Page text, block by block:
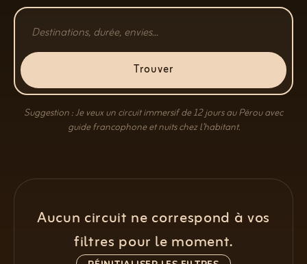
Trouver
Suggestion : Je veux un circuit immersif de 12 jours au Pérou avec
guide francophone et nuits chez l’habitant.
Aucun circuit ne correspond à vos
filtres pour le moment.